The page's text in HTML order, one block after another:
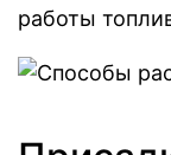
работы